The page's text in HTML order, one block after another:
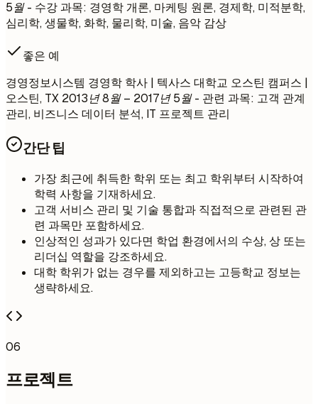
5월- 수강 과목: 경영학 개론, 마케팅 원론, 경제학, 미적분학,
심리학, 생물학, 화학, 물리학, 미술, 음악 감상
좋은 예
경영정보시스템 경영학 학사 | 텍사스 대학교 오스틴 캠퍼스 |
오스틴, TX 2013년 8월 – 2017년 5월- 관련 과목: 고객 관계
관리, 비즈니스 데이터 분석, IT 프로젝트 관리
간단 팁
가장 최근에 취득한 학위 또는 최고 학위부터 시작하여
학력 사항을 기재하세요.
고객 서비스 관리 및 기술 통합과 직접적으로 관련된 관
련 과목만 포함하세요.
인상적인 성과가 있다면 학업 환경에서의 수상, 상 또는
리더십 역할을 강조하세요.
대학 학위가 없는 경우를 제외하고는 고등학교 정보는
생략하세요.
06
프로젝트